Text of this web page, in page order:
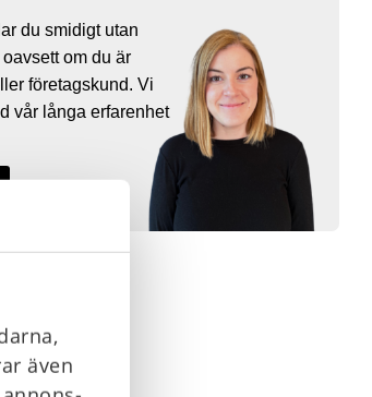
även
du smidigt utan
om du är
företagskund. Vi
vår långa erfarenhet